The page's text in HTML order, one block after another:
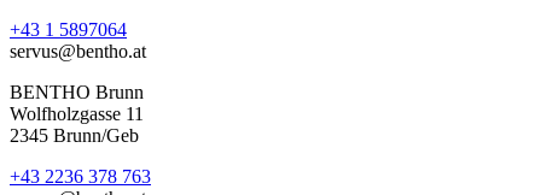
+43 1 5897064
servus@bentho.at
BENTHO Brunn
Wolfholzgasse 11
2345 Brunn/Geb
+43 2236 378 763